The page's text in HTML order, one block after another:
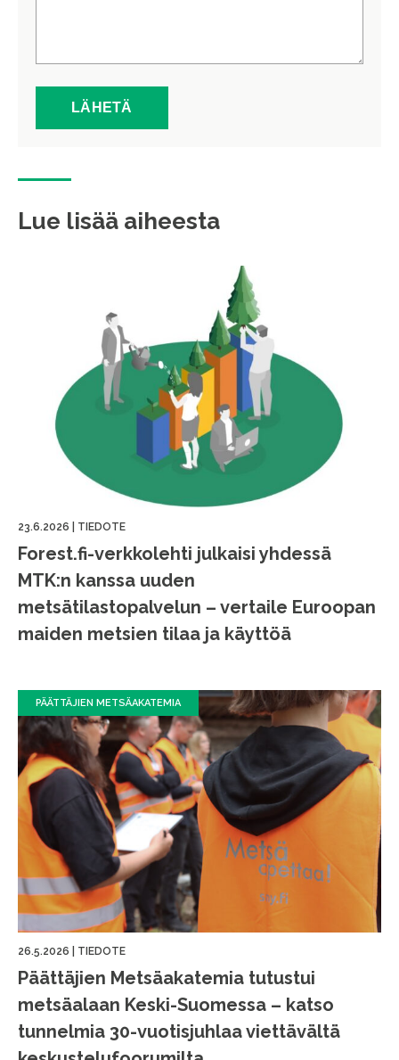
Lue lisää aiheesta
23.6.2026 TIEDOTE
Forest.fi-verkkolehti julkaisi yhdessä
MTK:n kanssa uuden
metsätilastopalvelun – vertaile Euroopan
maiden metsien tilaa ja käyttöä
PÄÄTTÄJIEN METSÄAKATEMIA
26.5.2026 TIEDOTE
Päättäjien Metsäakatemia tutustui
metsäalaan Keski-Suomessa – katso
tunnelmia 30-vuotisjuhlaa viettävältä